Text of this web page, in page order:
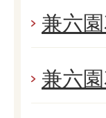
兼六
兼六